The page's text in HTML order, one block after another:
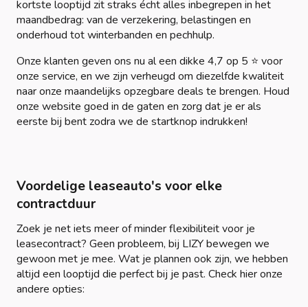
kortste looptijd zit straks écht alles inbegrepen in het
maandbedrag: van de verzekering, belastingen en
onderhoud tot winterbanden en pechhulp.
Onze klanten geven ons nu al een dikke 4,7 op 5 ⭐ voor
onze service, en we zijn verheugd om diezelfde kwaliteit
naar onze maandelijks opzegbare deals te brengen. Houd
onze website goed in de gaten en zorg dat je er als
eerste bij bent zodra we de startknop indrukken!
Voordelige leaseauto's voor elke
contractduur
Zoek je net iets meer of minder flexibiliteit voor je
leasecontract? Geen probleem, bij LIZY bewegen we
gewoon met je mee. Wat je plannen ook zijn, we hebben
altijd een looptijd die perfect bij je past. Check hier onze
andere opties: